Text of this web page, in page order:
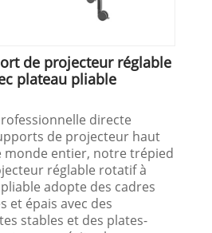
de projecteur réglable
plateau pliable
directe
de projecteur haut
monde entier, notre trépied
réglable rotatif à
adopte des cadres
et épais avec des
stables et des plates-